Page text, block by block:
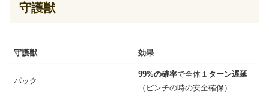
守護獣
守護獣 効果
パック
99%の確率で全体１ ターン遅延
（ピンチの時の安全確保）